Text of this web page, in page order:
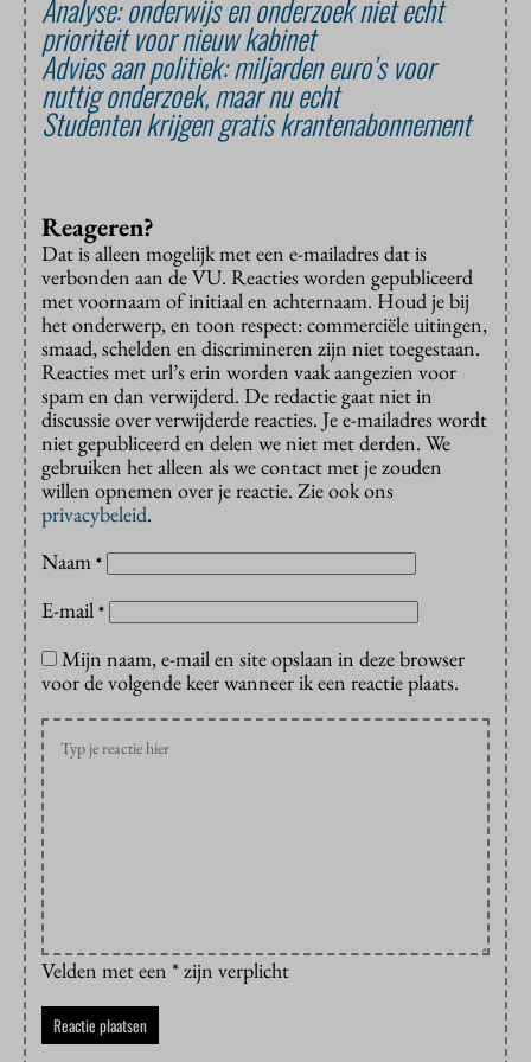
Analyse: onderwijs en onderzoek niet echt
prioriteit voor nieuw kabinet
Advies aan politiek: miljarden euro’s voor
nuttig onderzoek, maar nu echt
Studenten krijgen gratis krantenabonnement
Reageren?
Dat is alleen mogelijk met een e-mailadres dat is
verbonden aan de VU. Reacties worden gepubliceerd
met voornaam of initiaal en achternaam. Houd je bij
het onderwerp, en toon respect: commerciële uitingen,
smaad, schelden en discrimineren zijn niet toegestaan.
Reacties met url’s erin worden vaak aangezien voor
spam en dan verwijderd. De redactie gaat niet in
discussie over verwijderde reacties. Je e-mailadres wordt
niet gepubliceerd en delen we niet met derden. We
gebruiken het alleen als we contact met je zouden
willen opnemen over je reactie. Zie ook ons
privacybeleid.
Naam *
E-mail *
Mijn naam, e-mail en site opslaan in deze browser
voor de volgende keer wanneer ik een reactie plaats.
Velden met een * zijn verplicht